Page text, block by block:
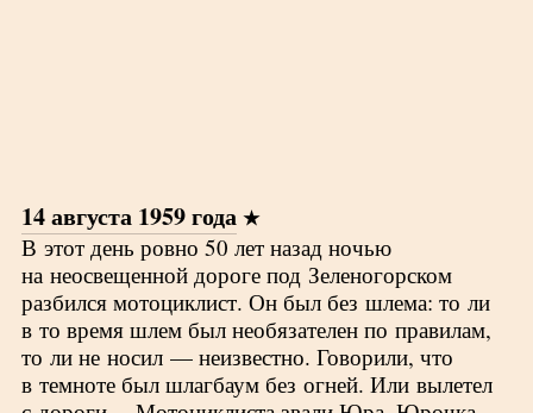
14 августа 1959 года
В этот день ровно 50 лет назад ночью
на неосвещенной дороге под Зеленогорском
разбился мотоциклист. Он был без шлема: то ли
в то время шлем был необязателен по правилам,
то ли не носил — неизвестно. Говорили, что
в темноте был шлагбаум без огней. Или вылетел